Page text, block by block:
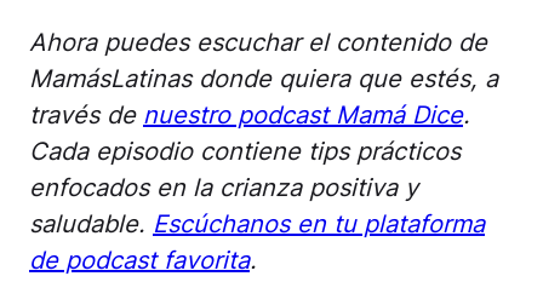
Ahora puedes escuchar el contenido de
MamásLatinas donde quiera que estés, a
través de nuestro podcast Mamá Dice.
Cada episodio contiene tips prácticos
enfocados en la crianza positiva y
saludable. Escúchanos en tu plataforma
de podcast favorita.